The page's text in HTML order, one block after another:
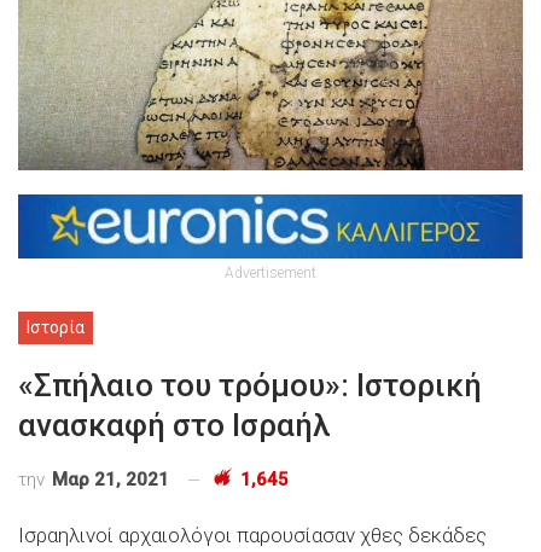
Advertisement
Ιστορία
«Σπήλαιο του τρόμου»: Ιστορική
ανασκαφή στο Ισραήλ
την Μαρ 21, 2021 1,645
Ισραηλινοί αρχαιολόγοι παρουσίασαν χθες δεκάδες